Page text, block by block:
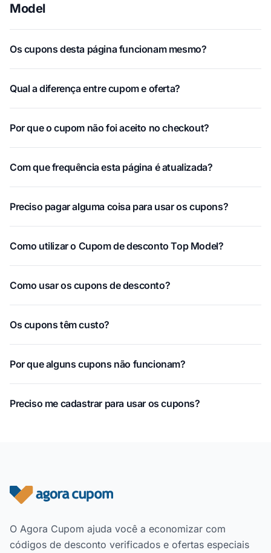
Model
Os cupons desta página funcionam mesmo?
Qual a diferença entre cupom e oferta?
Por que o cupom não foi aceito no checkout?
Com que frequência esta página é atualizada?
Preciso pagar alguma coisa para usar os cupons?
Como utilizar o Cupom de desconto Top Model?
Como usar os cupons de desconto?
Os cupons têm custo?
Por que alguns cupons não funcionam?
Preciso me cadastrar para usar os cupons?
Rodapé do site
O Agora Cupom ajuda você a economizar com
códigos de desconto verificados e ofertas especiais